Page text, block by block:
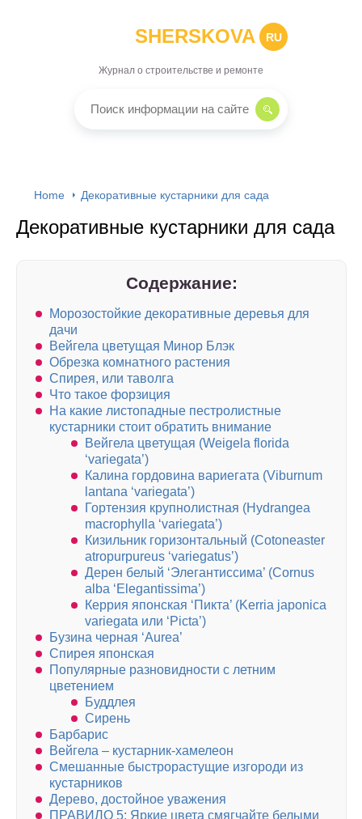
SHERSKOVA RU
Журнал о строительстве и ремонте
Home Декоративные кустарники для сада
Декоративные кустарники для сада
Содержание:
Морозостойкие декоративные деревья для
дачи
Вейгела цветущая Минор Блэк
Обрезка комнатного растения
Спирея, или таволга
Что такое форзиция
На какие листопадные пестролистные
кустарники стоит обратить внимание
Вейгела цветущая (Weigela florida
‘variegata’)
Калина гордовина вариегата (Viburnum
lantana ‘variegata’)
Гортензия крупнолистная (Hydrangea
macrophylla ‘variegata’)
Кизильник горизонтальный (Cotoneaster
atropurpureus ‘variegatus’)
Дерен белый ‘Элегантиссима’ (Cornus
alba ‘Elegantissima’)
Керрия японская ‘Пикта’ (Kerria japonica
variegata или ‘Picta’)
Бузина черная ‘Aurea’
Спирея японская
Популярные разновидности с летним
цветением
Буддлея
Сирень
Барбарис
Вейгела – кустарник-хамелеон
Смешанные быстрорастущие изгороди из
кустарников
Дерево, достойное уважения
ПРАВИЛО 5: Яркие цвета смягчайте белыми